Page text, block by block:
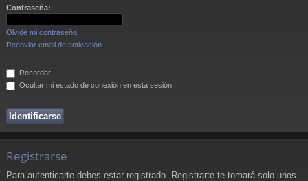
Contraseña:
Olvidé mi contraseña
Reenviar email de activación
Recordar
Ocultar mi estado de conexión en esta sesión
Registrarse
Para autenticarte debes estar registrado. Registrarte te tomará solo unos